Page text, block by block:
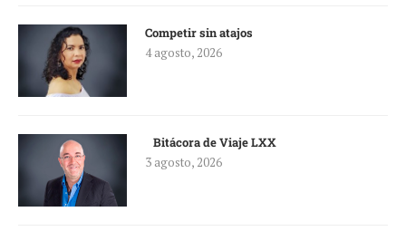
Competir sin atajos
4 agosto, 2026
Bitácora de Viaje LXX
3 agosto, 2026